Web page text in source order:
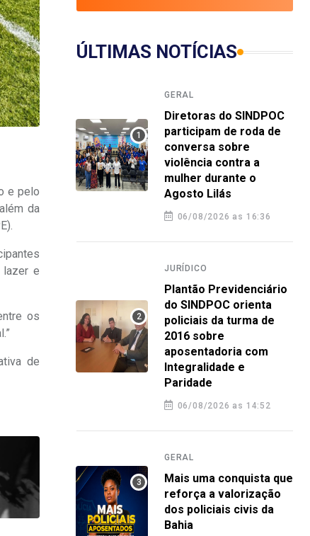
e pelo
da
lazer e
os
de
ÚLTIMAS NOTÍCIAS
GERAL
Diretoras do SINDPOC
participam de roda de
conversa sobre
violência contra a
mulher durante o
Agosto Lilás
06/08/2026 as 16:36
JURÍDICO
Plantão Previdenciário
do SINDPOC orienta
policiais da turma de
2016 sobre
aposentadoria com
Integralidade e
Paridade
06/08/2026 as 14:52
GERAL
Mais uma conquista que
reforça a valorização
dos policiais civis da
Bahia